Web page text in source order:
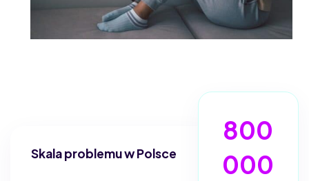
Skala problemu w Polsce
800
000